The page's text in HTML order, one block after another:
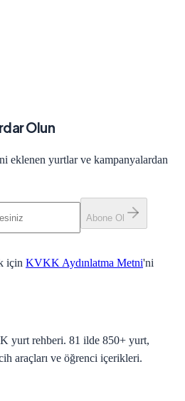
Olun
eklenen yurtlar ve kampanyalardan
Abone Ol
için KVKK Aydınlatma Metni'ni
yurt rehberi. 81 ilde 850+ yurt,
araçları ve öğrenci içerikleri.